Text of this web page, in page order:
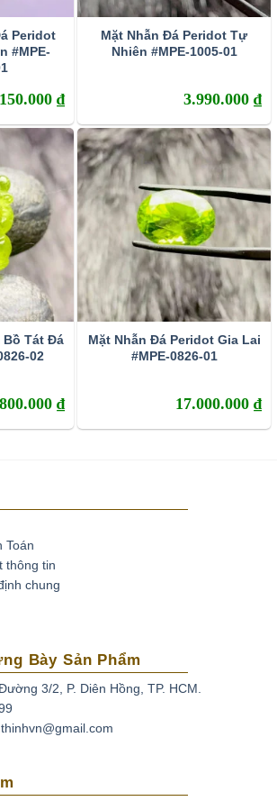
Peridot
#MPE-
150.000 ₫
Mặt Nhẫn Đá Peridot Tự
Nhiên #MPE-1005-01
3.990.000 ₫
Bồ Tát Đá
02
₫
Mặt Nhẫn Đá Peridot Gia Lai
#MPE-0826-01
17.000.000 ₫
Toán
thông tin
chung
Bày Sản Phẩm
3/2, P. Diên Hồng, TP. HCM.